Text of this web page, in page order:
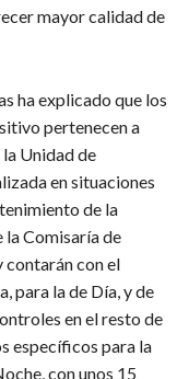
mayor calidad de
ha explicado que los
pertenecen a
Unidad de
en situaciones
de la
la Comisaría de
contarán con el
para la de Día, y de
en el resto de
específicos para la
con unos 15